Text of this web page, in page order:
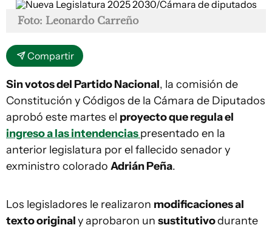
Foto: Leonardo Carreño
Compartir
Sin votos del Partido Nacional, la comisión de
Constitución y Códigos de la Cámara de Diputados
aprobó este martes el proyecto que regula el
ingreso a las intendenciaspresentado en la
anterior legislatura por el fallecido senador y
exministro colorado Adrián Peña.
Los legisladores le realizaron modificaciones al
texto originaly aprobaron un sustitutivodurante